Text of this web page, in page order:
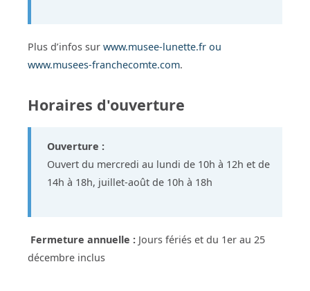
Plus d’infos sur www.musee-lunette.fr ou
www.musees-franchecomte.com.
Horaires d'ouverture
Ouverture :
Ouvert du mercredi au lundi de 10h à 12h et de
14h à 18h, juillet-août de 10h à 18h
Fermeture annuelle : Jours fériés et du 1er au 25
décembre inclus